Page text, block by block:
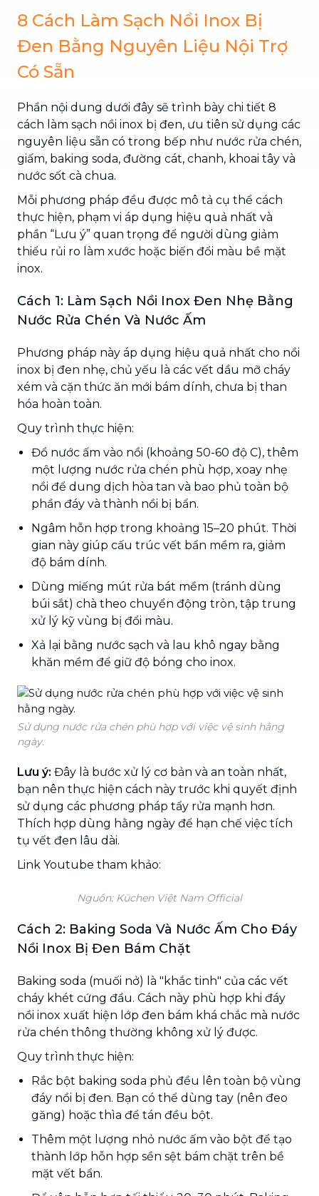
8 Cách Làm Sạch Nồi Inox Bị
Đen Bằng Nguyên Liệu Nội Trợ
Có Sẵn
Phần nội dung dưới đây sẽ trình bày chi tiết 8
cách làm sạch nồi inox bị đen, ưu tiên sử dụng các
nguyên liệu sẵn có trong bếp như nước rửa chén,
giấm, baking soda, đường cát, chanh, khoai tây và
nước sốt cà chua.
Mỗi phương pháp đều được mô tả cụ thể cách
thực hiện, phạm vi áp dụng hiệu quả nhất và
phần “Lưu ý” quan trọng để người dùng giảm
thiểu rủi ro làm xước hoặc biến đổi màu bề mặt
inox.
Cách 1: Làm Sạch Nồi Inox Đen Nhẹ Bằng
Nước Rửa Chén Và Nước Ấm
Phương pháp này áp dụng hiệu quả nhất cho nồi
inox bị đen nhẹ, chủ yếu là các vết dầu mỡ cháy
xém và cặn thức ăn mới bám dính, chưa bị than
hóa hoàn toàn.
Quy trình thực hiện:
Đổ nước ấm vào nồi (khoảng 50-60 độ C), thêm
một lượng nước rửa chén phù hợp, xoay nhẹ
nồi để dung dịch hòa tan và bao phủ toàn bộ
phần đáy và thành nồi bị bẩn.
Ngâm hỗn hợp trong khoảng 15–20 phút. Thời
gian này giúp cấu trúc vết bẩn mềm ra, giảm
độ bám dính.
Dùng miếng mút rửa bát mềm (tránh dùng
búi sắt) chà theo chuyển động tròn, tập trung
xử lý kỹ vùng bị đổi màu.
Xả lại bằng nước sạch và lau khô ngay bằng
khăn mềm để giữ độ bóng cho inox.
Sử dụng nước rửa chén phù hợp với việc vệ sinh hằng
ngày.
Lưu ý: Đây là bước xử lý cơ bản và an toàn nhất,
bạn nên thực hiện cách này trước khi quyết định
sử dụng các phương pháp tẩy rửa mạnh hơn.
Thích hợp dùng hằng ngày để hạn chế việc tích
tụ vết đen lâu dài.
Link Youtube tham khảo:
Nguồn: Küchen Việt Nam Official
Cách 2: Baking Soda Và Nước Ấm Cho Đáy
Nồi Inox Bị Đen Bám Chặt
Baking soda (muối nở) là "khắc tinh" của các vết
cháy khét cứng đầu. Cách này phù hợp khi đáy
nồi inox xuất hiện lớp đen bám khá chắc mà nước
rửa chén thông thường không xử lý được.
Quy trình thực hiện:
Rắc bột baking soda phủ đều lên toàn bộ vùng
đáy nồi bị đen. Bạn có thể dùng tay (nên đeo
găng) hoặc thìa để tán đều bột.
Thêm một lượng nhỏ nước ấm vào bột để tạo
thành lớp hỗn hợp sền sệt bám chặt trên bề
mặt vết bẩn.